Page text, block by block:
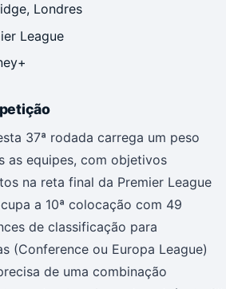
Londres
League
37ª rodada carrega um peso
as equipes, com objetivos
na reta final da Premier League
a 10ª colocação com 49
de classificação para
(Conference ou Europa League)
de uma combinação